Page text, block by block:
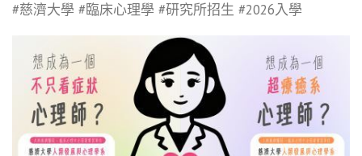
#慈濟大學 #臨床心理學 #研究所招生 #2026入學